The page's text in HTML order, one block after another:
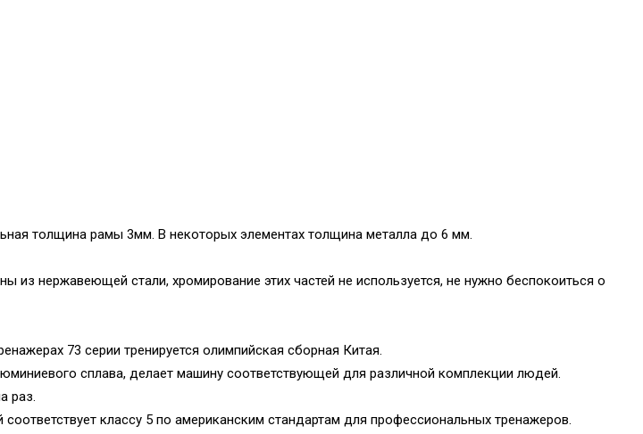
толщина рамы 3мм. В некоторых элементах толщина металла до 6 мм.
из нержавеющей стали, хромирование этих частей не используется, не нужно беспокоиться о
73 серии тренируется олимпийская сборная Китая.
сплава, делает машину соответствующей для различной комплекции людей.
раз.
классу 5 по американским стандартам для профессиональных тренажеров.